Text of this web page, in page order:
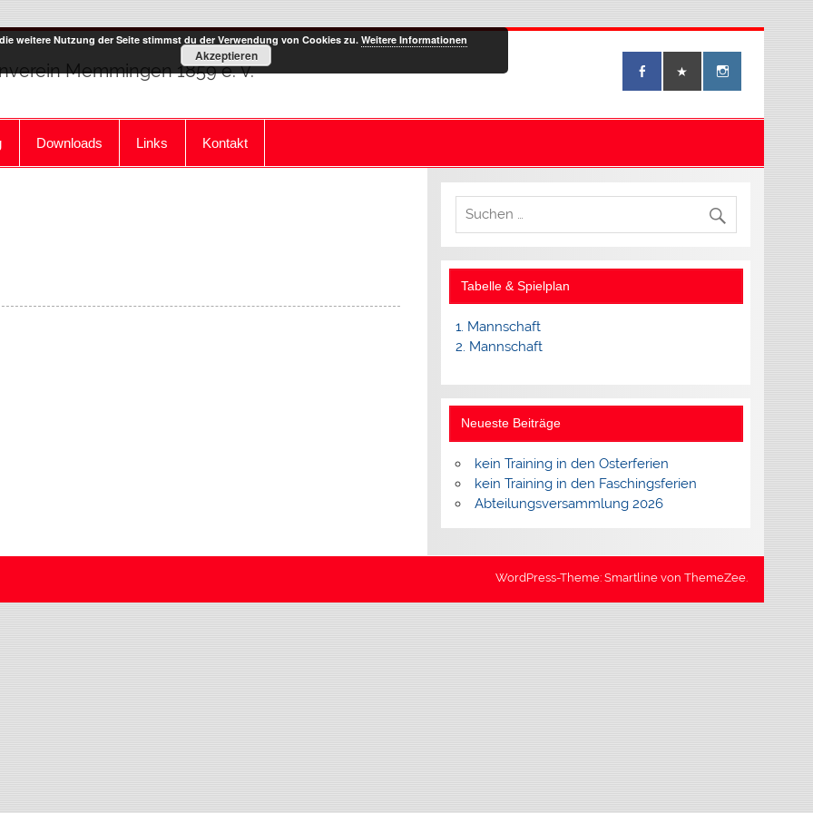
Memmingen 1859 e. V.
Downloads Links Kontakt
Tabelle & Spielplan
1. Mannschaft
2. Mannschaft
Neueste Beiträge
kein Training in den Osterferien
kein Training in den Faschingsferien
Abteilungsversammlung 2026
WordPress-Theme: Smartline von ThemeZee.
weitere Nutzung der Seite stimmst du der Verwendung von Cookies zu. Weitere Informationen
Akzeptieren